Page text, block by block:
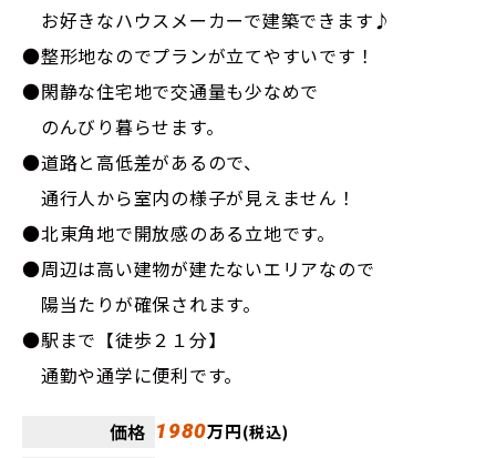
お好きなハウスメーカーで建築できます♪
●整形地なのでプランが立てやすいです！
●閑静な住宅地で交通量も少なめで
のんびり暮らせます。
●道路と高低差があるので、
通行人から室内の様子が見えません！
●北東角地で開放感のある立地です。
●周辺は高い建物が建たないエリアなので
陽当たりが確保されます。
●駅まで【徒歩２１分】
通勤や通学に便利です。
価格 1980万円(税込)